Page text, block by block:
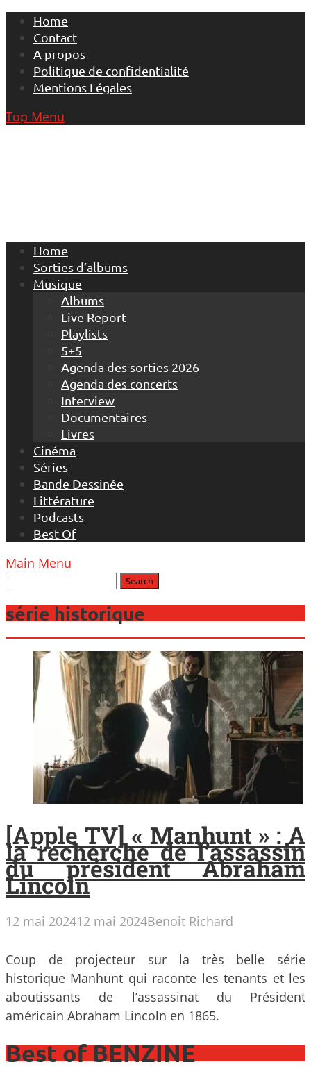
Skip
content
Home
Contact
A propos
Politique de confidentialité
Mentions Légales
Top Menu
Home
Sorties d’albums
Musique
Albums
Live Report
Playlists
5+5
Agenda des sorties 2026
Agenda des concerts
Interview
Documentaires
Livres
Cinéma
Séries
Bande Dessinée
Littérature
Podcasts
Best-Of
Main Menu
série historique
[Apple TV] « Manhunt » : A
la recherche de l’assassin
du président Abraham
Lincoln
12 mai 202412 mai 2024Benoit Richard
Coup de projecteur sur la très belle série
historique Manhunt qui raconte les tenants et les
aboutissants de l’assassinat du Président
américain Abraham Lincoln en 1865.
Best of BENZINE